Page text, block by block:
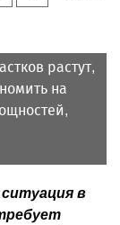
растут,
на
в